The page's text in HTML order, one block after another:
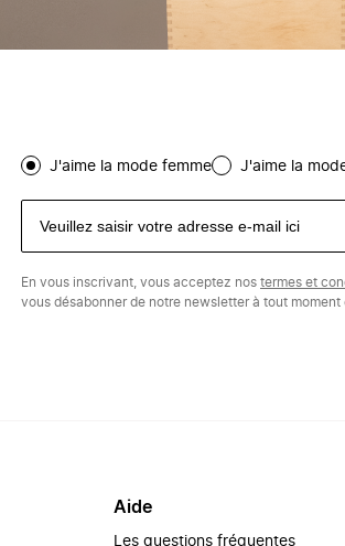
J'aime la mode femme J'aime la
En vous inscrivant, vous acceptez nos termes et
vous désabonner de notre newsletter à tout moment
Aide
Les questions fréquentes